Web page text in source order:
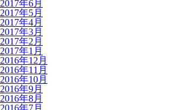
2017年6月
2017年5月
2017年4月
2017年3月
2017年2月
2017年1月
2016年12月
2016年11月
2016年10月
2016年9月
2016年8月